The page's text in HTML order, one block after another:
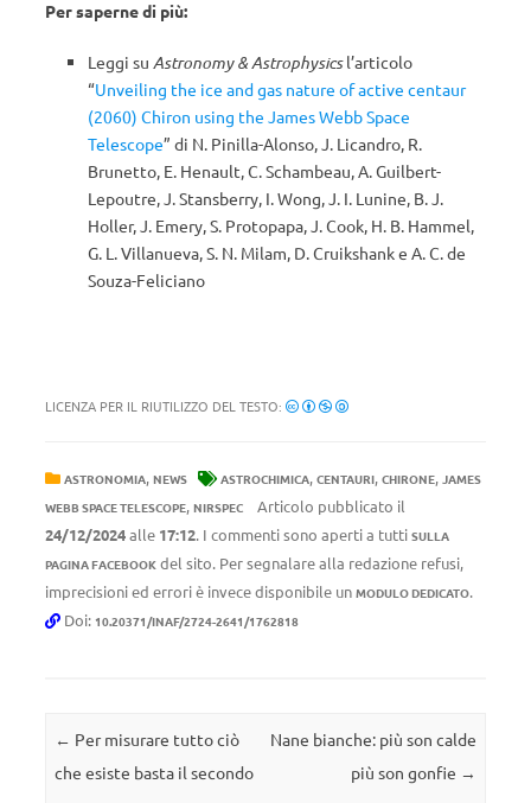
Per saperne di più:
Leggi su Astronomy & Astrophysicsl’articolo
“Unveiling the ice and gas nature of active centaur
(2060) Chiron using the James Webb Space
Telescope” di N. Pinilla-Alonso, J. Licandro, R.
Brunetto, E. Henault, C. Schambeau, A. Guilbert-
Lepoutre, J. Stansberry, I. Wong, J. I. Lunine, B. J.
Holler, J. Emery, S. Protopapa, J. Cook, H. B. Hammel,
G. L. Villanueva, S. N. Milam, D. Cruikshank e A. C. de
Souza-Feliciano
LICENZA PER IL RIUTILIZZO DEL TESTO:
ASTRONOMIA, NEWS ASTROCHIMICA, CENTAURI, CHIRONE, JAMES
WEBB SPACE TELESCOPE, NIRSPEC
Articolo pubblicato il
24/12/2024alle 17:12. I commenti sono aperti a tutti SULLA
PAGINA FACEBOOK del sito. Per segnalare alla redazione refusi,
imprecisioni ed errori è invece disponibile un MODULO DEDICATO.
Doi: 10.20371/INAF/2724-2641/1762818
Navigazione articolo
← Per misurare tutto ciò
che esiste basta il secondo
Nane bianche: più son calde
più son gonfie →